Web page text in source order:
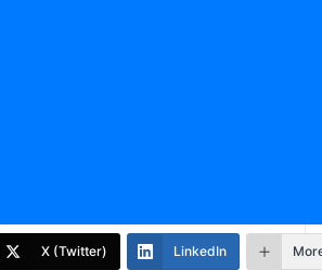
X (Twitter) LinkedIn